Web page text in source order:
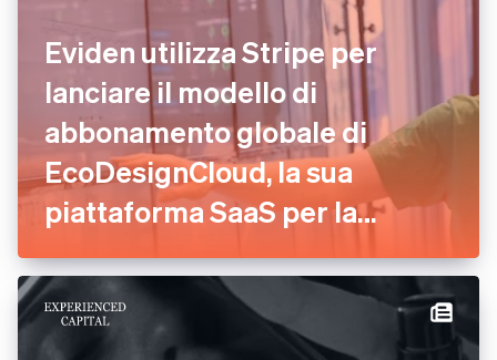
Eviden utilizza Stripe per
lanciare il modello di
abbonamento globale di
EcoDesignCloud, la sua
piattaforma SaaS per la
valutazione ambientale in
tempo reale.